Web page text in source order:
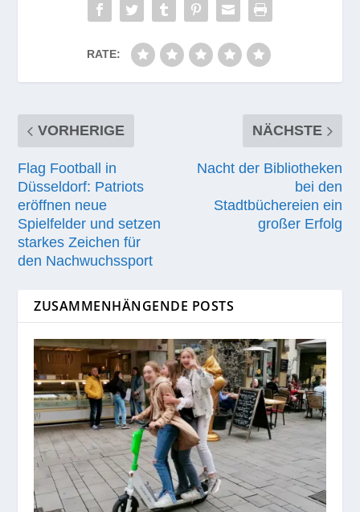
RATE:
VORHERIGE
Flag Football in
Düsseldorf: Patriots
eröffnen neue
Spielfelder und setzen
starkes Zeichen für
den Nachwuchssport
NÄCHSTE
Nacht der Bibliotheken
bei den
Stadtbüchereien ein
großer Erfolg
ZUSAMMENHÄNGENDE POSTS